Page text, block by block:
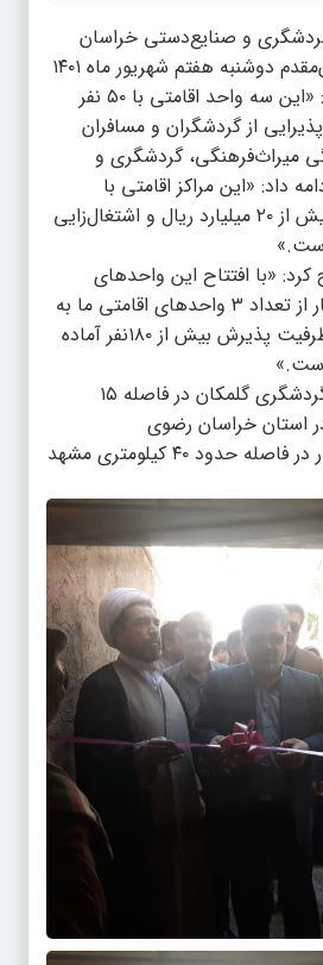
گردشگری و صنایع‌دستی خراسان
رضوی محمد طاهریان‌مقدم دوشنبه هفتم شهریور ماه ۱۴۰۱
با اعلام این خبر افزود: «این سه واحد اقامتی با ۵۰ نفر
از گردشگران و مسافران
میراث‌فرهنگی، گردشگری و
داد: «این مراکز اقامتی با
سرمایه‌گذاری حدود بیش از ۲۰ میلیارد ریال و اشتغال‌زایی
«با افتتاح این واحدهای
اقامتی شهرستان گلبهار از تعداد ۳ واحدهای اقامتی ما به
۶ واحد می‌رسد و با ظرفیت پذیرش بیش از ۱۸۰نفر آماده
او تصریح کرد: «شهر گردشگری گلمکان در فاصله ۱۵
استان خراسان رضوی
است.»شهرستان گلبهار در فاصله حدود ۴۰ کیلومتری مشهد